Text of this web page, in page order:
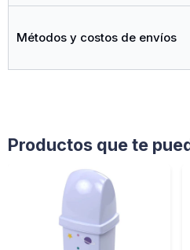
Métodos y costos de envíos
Productos que te